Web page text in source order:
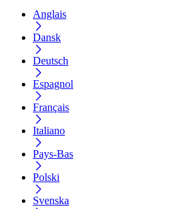
Anglais
Dansk
Deutsch
Espagnol
Français
Italiano
Pays-Bas
Polski
Svenska